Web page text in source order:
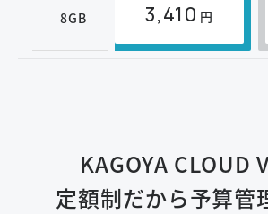
8GB 3,410 円
KAGOYA CLOUD
定額制だから予算管